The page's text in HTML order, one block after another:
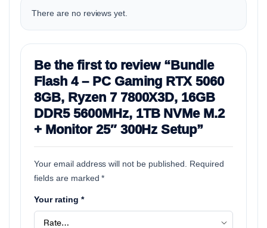
There are no reviews yet.
Be the first to review “Bundle
Flash 4 – PC Gaming RTX 5060
8GB, Ryzen 7 7800X3D, 16GB
DDR5 5600MHz, 1TB NVMe M.2
+ Monitor 25″ 300Hz Setup”
Your email address will not be published.
Required
fields are marked*
Your rating *